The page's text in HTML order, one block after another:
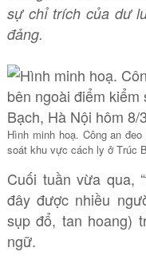
sự chỉ trích của dư
đảng.
Hình minh hoạ. Công an
soát khu vực cách ly ở Trúc
Cuối tuần vừa qua,
đây được nhiều
sụp đổ, tan hoang)
ngữ.